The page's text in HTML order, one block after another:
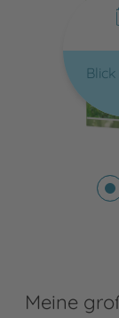
Meine